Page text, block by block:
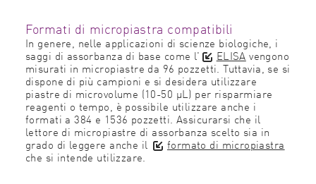
Formati di micropiastra compatibili
In genere, nelle applicazioni di scienze biologiche, i
saggi di assorbanza di base come l' ELISA vengono
misurati in micropiastre da 96 pozzetti. Tuttavia, se si
dispone di più campioni e si desidera utilizzare
piastre di microvolume (10-50 µL) per risparmiare
reagenti o tempo, è possibile utilizzare anche i
formati a 384 e 1536 pozzetti. Assicurarsi che il
lettore di micropiastre di assorbanza scelto sia in
grado di leggere anche il formato di micropiastra
che si intende utilizzare.